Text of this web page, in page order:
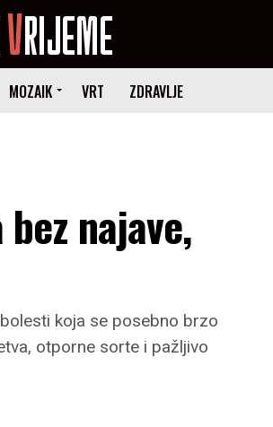
MOZAIK VRT ZDRAVLJE
najave,
koja se posebno brzo
otporne sorte i pažljivo